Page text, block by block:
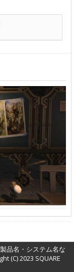
品名・システム名な
(C) 2023 SQUARE